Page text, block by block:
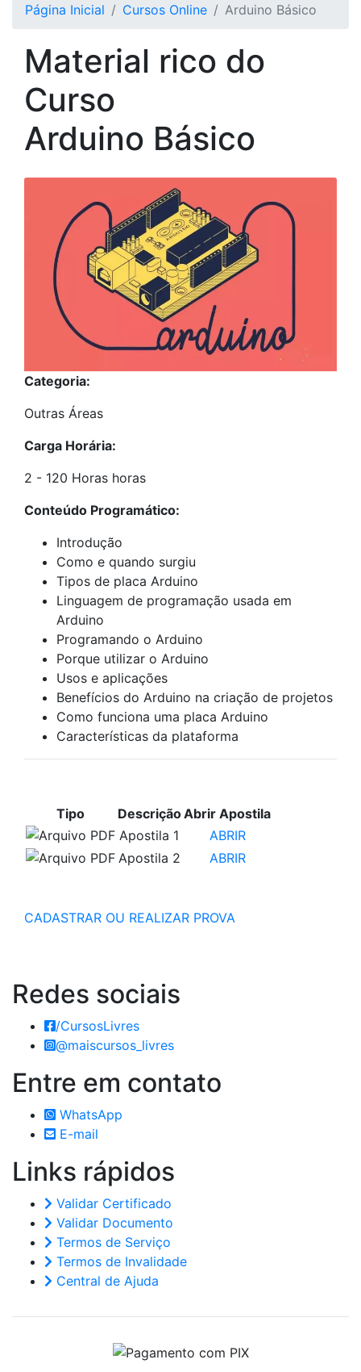
Página Inicial Cursos Online Arduino Básico
Material rico do
Curso
Arduino Básico
Categoria:
Outras Áreas
Carga Horária:
2 - 120 Horas horas
Conteúdo Programático:
Introdução
Como e quando surgiu
Tipos de placa Arduino
Linguagem de programação usada em
Arduino
Programando o Arduino
Porque utilizar o Arduino
Usos e aplicações
Benefícios do Arduino na criação de projetos
Como funciona uma placa Arduino
Características da plataforma
Tipo DescriçãoAbrir Apostila
Apostila 1
ABRIR
Apostila 2
ABRIR
CADASTRAR OU REALIZAR PROVA
Redes sociais
/CursosLivres
@maiscursos_livres
Entre em contato
WhatsApp
E-mail
Links rápidos
Validar Certificado
Validar Documento
Termos de Serviço
Termos de Invalidade
Central de Ajuda